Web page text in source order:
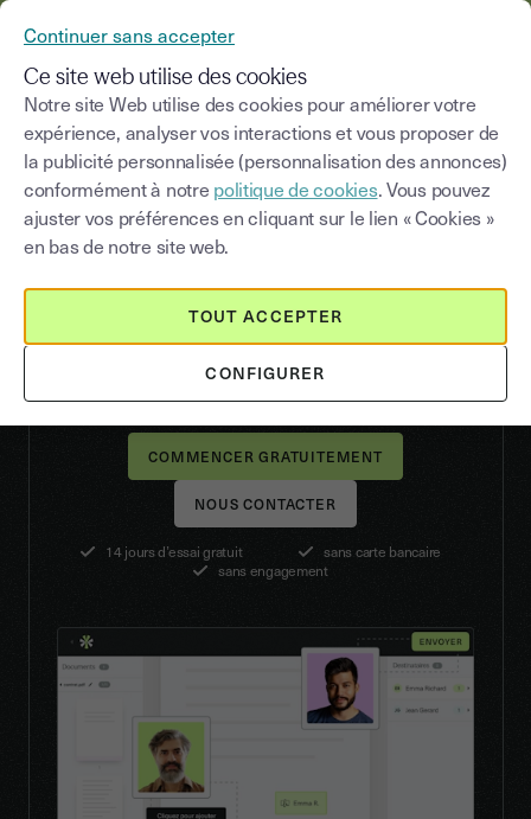
SIGNATURE ÉLECTRONIQUE
Signature électronique
Signez tous vos
documents en ligne
La signature électronique est la solution la plus
simple pour approuver vos décisions et signer
NOUS CONTACTER
14 jours d’essai gratuit
sans carte bancaire
sans engagement
Continuer sans accepter
Ce site web utilise des cookies
Notre site Web utilise des cookies pour améliorer votre
expérience, analyser vos interactions et vous proposer de
la publicité personnalisée (personnalisation des annonces)
conformément à notre politique de cookies. Vous pouvez
ajuster vos préférences en cliquant sur le lien « Cookies »
en bas de notre site web.
CONFIGURER
TOUT ACCEPTER